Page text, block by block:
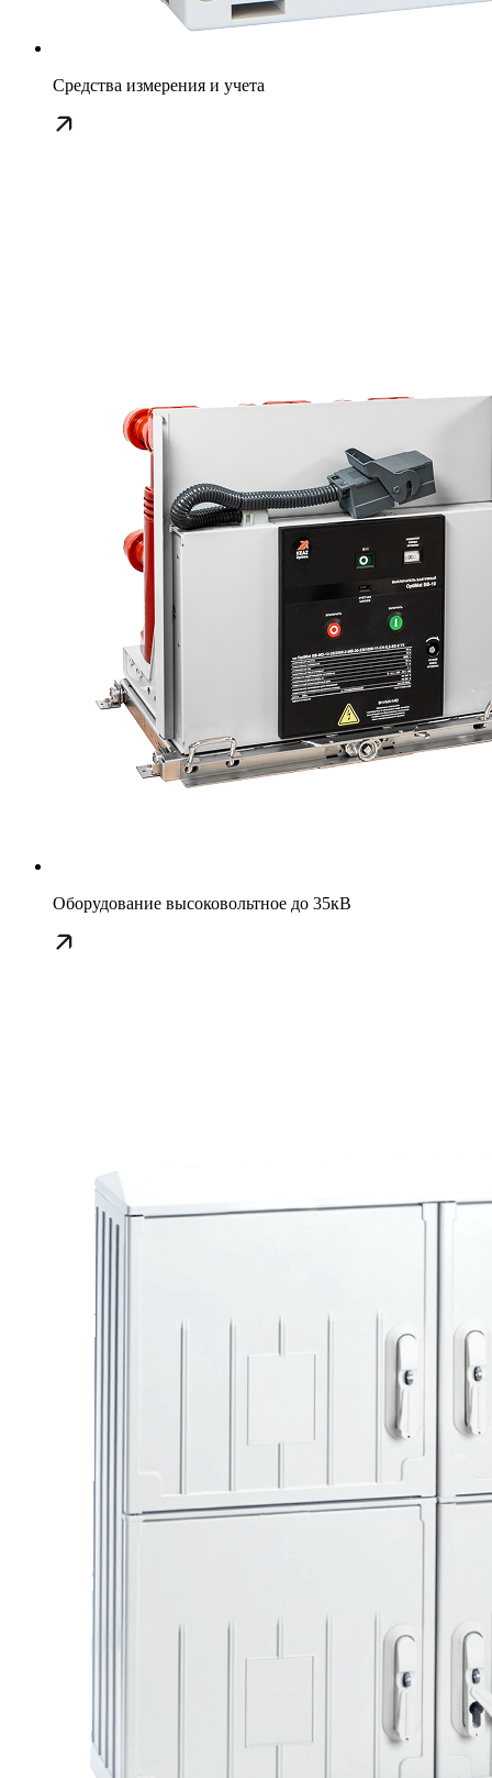
Средства измерения и учета
Оборудование высоковольтное до 35кВ